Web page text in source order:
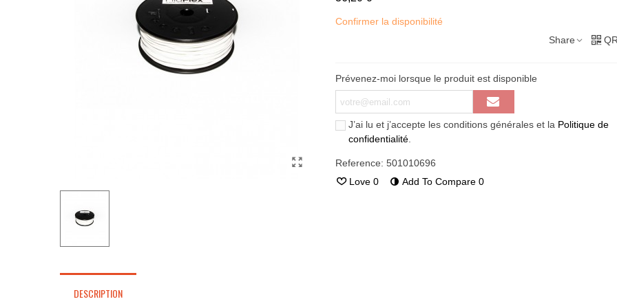
Confirmer la disponibilité
Share
Prévenez-moi lorsque le produit est disponible
J’ai lu et j’accepte les conditions générales et la Politique de
confidentialité.
Reference: 501010696
Love 0 Add To Compare 0
DESCRIPTION